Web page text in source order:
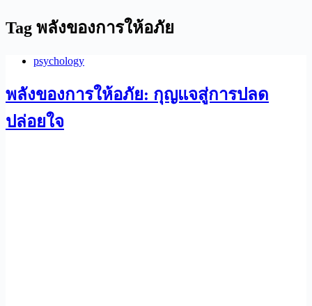
Tag พลังของการให้อภัย
psychology
พลังของการให้อภัย: กุญแจสู่การปลด
ปล่อยใจ